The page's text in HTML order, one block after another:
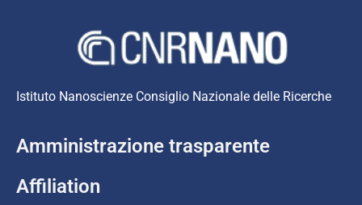
Istituto Nanoscienze Consiglio Nazionale delle Ricerche
Amministrazione trasparente
Affiliation